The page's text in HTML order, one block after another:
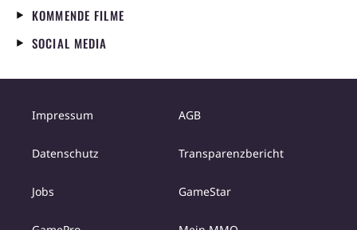
KOMMENDE FILME
SOCIAL MEDIA
Impressum AGB
Datenschutz Transparenzbericht
Jobs GameStar